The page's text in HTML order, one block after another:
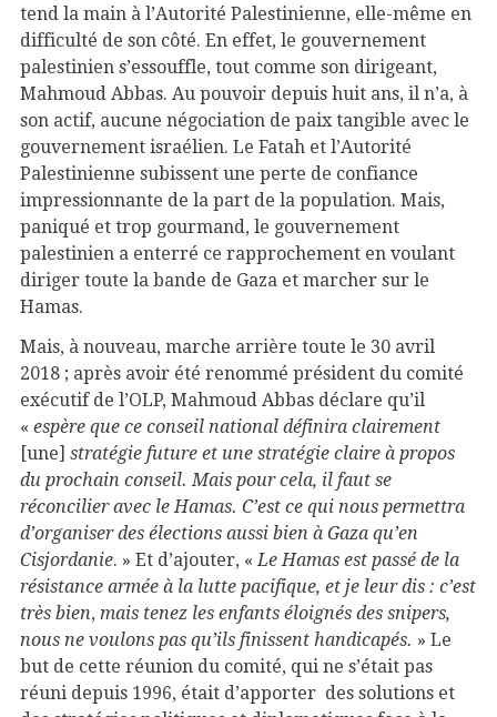
tend la main à l’Autorité Palestinienne, elle-même en
difficulté de son côté. En effet, le gouvernement
palestinien s’essouffle, tout comme son dirigeant,
Mahmoud Abbas. Au pouvoir depuis huit ans, il n’a, à
son actif, aucune négociation de paix tangible avec le
gouvernement israélien. Le Fatah et l’Autorité
Palestinienne subissent une perte de confiance
impressionnante de la part de la population. Mais,
paniqué et trop gourmand, le gouvernement
palestinien a enterré ce rapprochement en voulant
diriger toute la bande de Gaza et marcher sur le
Hamas.
Mais, à nouveau, marche arrière toute le 30 avril
2018 ; après avoir été renommé président du comité
exécutif de l’OLP, Mahmoud Abbas déclare qu’il
« espère que ce conseil national définira clairement
[une] stratégie future et une stratégie claire à propos
du prochain conseil. Mais pour cela, il faut se
réconcilier avec le Hamas. C’est ce qui nous permettra
d’organiser des élections aussi bien à Gaza qu’en
Cisjordanie. » Et d’ajouter, «Le Hamas est passé de la
résistance armée à la lutte pacifique, et je leur dis : c’est
très bien, mais tenez les enfants éloignés des snipers,
nous ne voulons pas qu’ils finissent handicapés. » Le
but de cette réunion du comité, qui ne s’était pas
réuni depuis 1996, était d’apporter des solutions et